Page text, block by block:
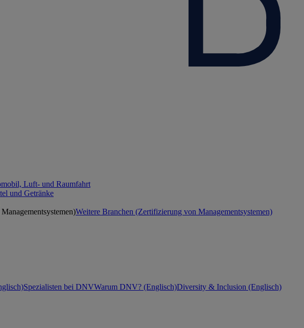
Luft- und Raumfahrt
und Getränke
Weitere Branchen (Zertifizierung von Managementsystemen)
Spezialisten bei DNVWarum DNV? (Englisch)Diversity & Inclusion (Englisch)